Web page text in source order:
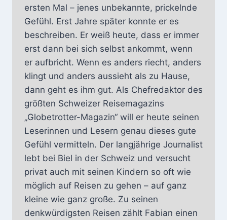
ersten Mal – jenes unbekannte, prickelnde
Gefühl. Erst Jahre später konnte er es
beschreiben. Er weiß heute, dass er immer
erst dann bei sich selbst ankommt, wenn
er aufbricht. Wenn es anders riecht, anders
klingt und anders aussieht als zu Hause,
dann geht es ihm gut. Als Chefredaktor des
größten Schweizer Reisemagazins
„Globetrotter-Magazin“ will er heute seinen
Leserinnen und Lesern genau dieses gute
Gefühl vermitteln. Der langjährige Journalist
lebt bei Biel in der Schweiz und versucht
privat auch mit seinen Kindern so oft wie
möglich auf Reisen zu gehen – auf ganz
kleine wie ganz große. Zu seinen
denkwürdigsten Reisen zählt Fabian einen